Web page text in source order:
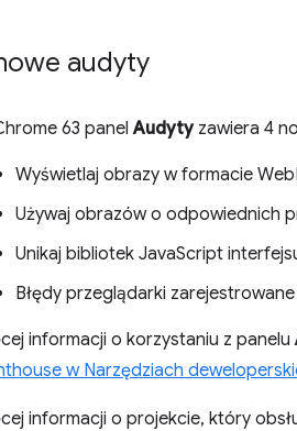
audyty
63 panelAudytyzawiera 4
Wyświetlaj obrazy w formacie
Używaj obrazów o odpowiednich
Unikaj bibliotek JavaScript
Błędy przeglądarki
informacji o korzystaniu z panelu
w Narzędziach
informacji o projekcie, który